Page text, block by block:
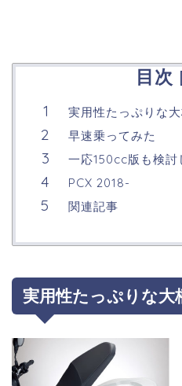
目次
実用性たっぷりな
早速乗ってみた
一応150cc版も検討
PCX 2018-
関連記事
実用性たっぷりな大